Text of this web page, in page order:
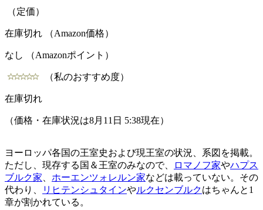
（定価）
在庫切れ （Amazon価格）
なし （Amazonポイント）
（私のおすすめ度）
在庫切れ
（価格・在庫状況は8月11日 5:38現在）
ヨーロッパ各国の王室史および現王室の状況、系図を掲載。
ただし、現存する国＆王室のみなので、
ロマノフ家やハプス
ブルク家
ホーエンツォレルン家などは載っていない。その
代わり、
リヒテンシュタインやルクセンブルクはちゃんと1
章が割かれている。